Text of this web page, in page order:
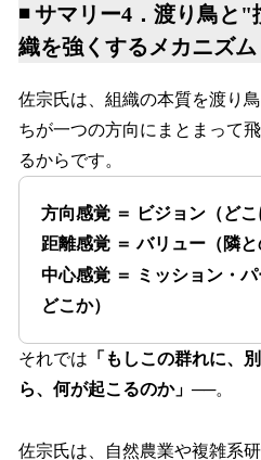
◾️ サマリー4．渡り鳥
織を強くするメカニズム
佐宗氏は、組織の本質を渡り
ちが一つの方向にまとまって
るからです。
方向感覚 ＝ ビジョン（どこ
距離感覚 ＝ バリュー（隣と
中心感覚 ＝ ミッション・
どこか）
それでは 「もしこの群れに、
ら、何が起こるのか」 ──。
佐宗氏は、自然農業や複雑系